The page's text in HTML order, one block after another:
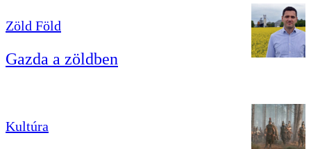
Zöld Föld
Gazda a zöldben
Kultúra